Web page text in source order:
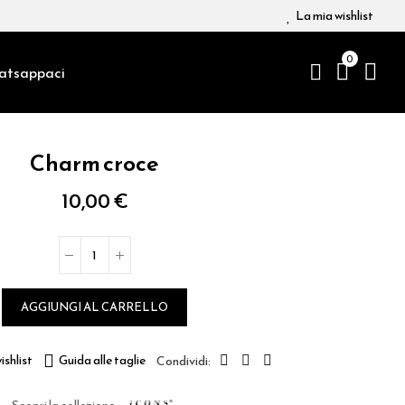
La mia wishlist
0
Charm croce
10,00 €
AGGIUNGI AL CARRELLO
Guida alle taglie